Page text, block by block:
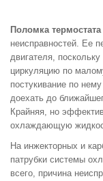
Поломка термостата
неисправностей. Ее
двигателя,
циркуляцию по
постукивание по
доехать до
Крайняя, но
охлаждающую
На инжекторных и
патрубки системы
всего, причина